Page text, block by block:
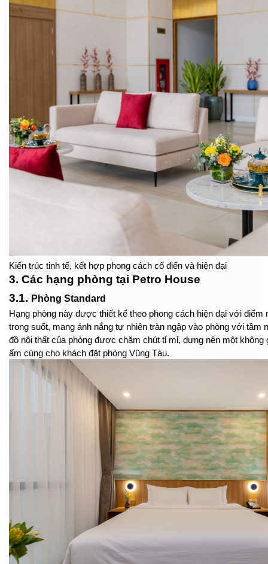
Kiến trúc tinh tế, kết hợp phong cách cổ điển và hiện đại
3. Các hạng phòng tại Petro House
3.1. Phòng Standard
Hạng phòng này được thiết kế theo phong cách hiện đại với điểm
trong suốt, mang ánh nắng tự nhiên tràn ngập vào phòng với tầm
đồ nội thất của phòng được chăm chút tỉ mỉ, dựng nên một
ấm cúng cho khách đặt phòng Vũng Tàu.